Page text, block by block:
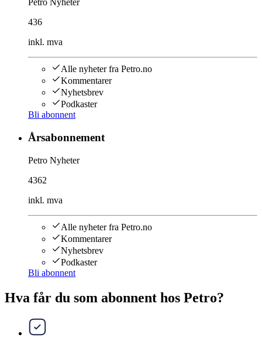
Petro Nyheter
436
inkl. mva
Alle nyheter fra Petro.no
Kommentarer
Nyhetsbrev
Podkaster
Bli abonnent
Årsabonnement
Petro Nyheter
4362
inkl. mva
Alle nyheter fra Petro.no
Kommentarer
Nyhetsbrev
Podkaster
Bli abonnent
Hva får du som abonnent hos Petro?